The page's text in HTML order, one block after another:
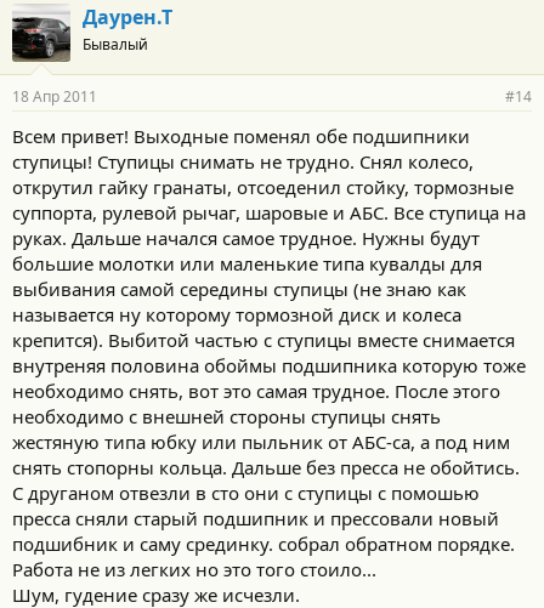
Даурен.Т
Бывалый
18 Апр 2011 #14
Всем привет! Выходные поменял обе подшипники
ступицы! Ступицы снимать не трудно. Снял колесо,
открутил гайку гранаты, отсоеденил стойку, тормозные
суппорта, рулевой рычаг, шаровые и АБС. Все ступица на
руках. Дальше начался самое трудное. Нужны будут
большие молотки или маленькие типа кувалды для
выбивания самой середины ступицы (не знаю как
называется ну которому тормозной диск и колеса
крепится). Выбитой частью с ступицы вместе снимается
внутреняя половина обоймы подшипника которую тоже
необходимо снять, вот это самая трудное. После этого
необходимо с внешней стороны ступицы снять
жестяную типа юбку или пыльник от АБС-са, а под ним
снять стопорны кольца. Дальше без пресса не обойтись.
С друганом отвезли в сто они с ступицы с помошью
пресса сняли старый подшипник и прессовали новый
подшибник и саму срединку. собрал обратном порядке.
Работа не из легких но это того стоило...
Шум, гудение сразу же исчезли.